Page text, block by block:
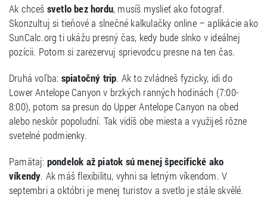
Ak chceš svetlo bez hordu, musíš myslieť ako fotograf.
Skonzultuj si tieňové a slnečné kalkulačky online – aplikácie ako
SunCalc.org ti ukážu presný čas, kedy bude slnko v ideálnej
pozícii. Potom si zarezervuj sprievodcu presne na ten čas.
Druhá voľba: spiatočný trip. Ak to zvládneš fyzicky, idi do
Lower Antelope Canyon v brzkých ranných hodinách (7:00-
8:00), potom sa presun do Upper Antelope Canyon na obed
alebo neskôr popoludní. Tak vidíš obe miesta a využiješ rôzne
svetelné podmienky.
Pamätaj: pondelok až piatok sú menej špecifické ako
víkendy. Ak máš flexibilitu, vyhni sa letným víkendom. V
septembri a októbri je menej turistov a svetlo je stále skvělé.